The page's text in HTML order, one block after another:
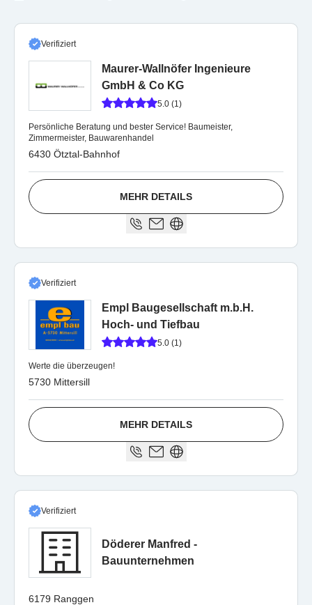
Verifiziert
Maurer-Wallnöfer Ingenieure
GmbH & Co KG
5.0 (1)
Persönliche Beratung und bester Service! Baumeister,
Zimmermeister, Bauwarenhandel
6430 Ötztal-Bahnhof
MEHR DETAILS
Verifiziert
Empl Baugesellschaft m.b.H.
Hoch- und Tiefbau
5.0 (1)
Werte die überzeugen!
5730 Mittersill
MEHR DETAILS
Verifiziert
Döderer Manfred -
Bauunternehmen
6179 Ranggen